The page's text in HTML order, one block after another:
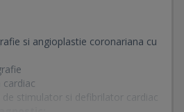
si angioplastie coronariana cu
cardiac
de stimulator si defibrilator cardiac